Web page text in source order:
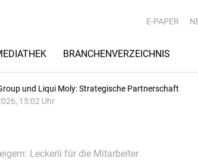
E-PAPER
BRANCHENVERZEICHNIS
und Liqui Moly: Strategische Partnerschaft
15:02 Uhr
Leckerli für die Mitarbeiter